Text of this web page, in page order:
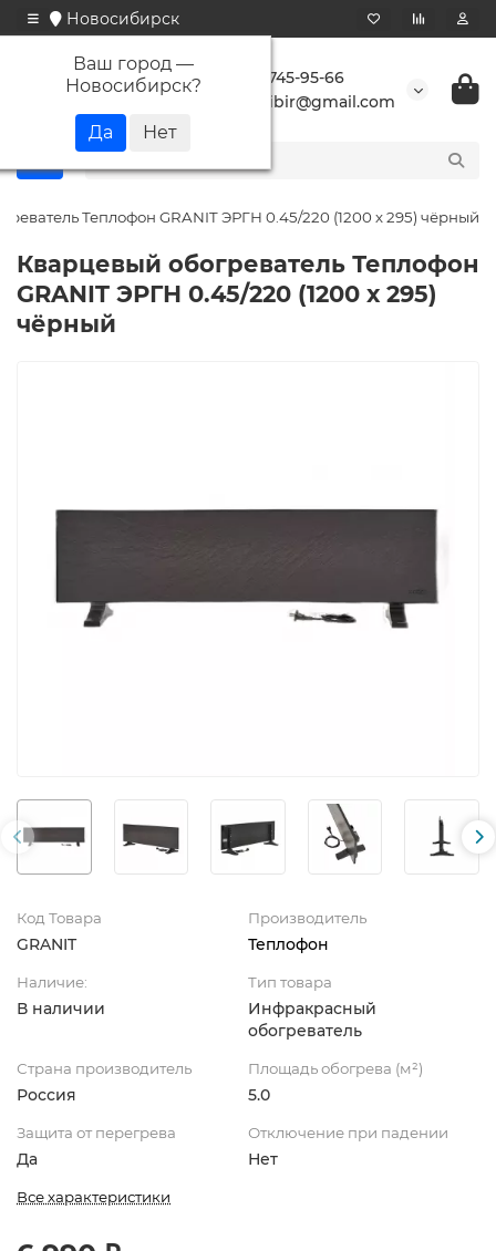
Новосибирск
Ваш город —
Новосибирск?
+7 923 745-95-66
buransibir@gmail.com
Теплофон GRANIT ЭРГН 0.45/220 (1200 х 295) чёрный
Кварцевый обогреватель Теплофон
GRANIT ЭРГН 0.45/220 (1200 х 295)
чёрный
Код Товара
GRANIT
Производитель
Теплофон
Наличие:
В наличии
Тип товара
Инфракрасный
обогреватель
Страна производитель
Россия
Площадь обогрева (м²)
5.0
Защита от перегрева
Да
Отключение при падении
Нет
Все характеристики